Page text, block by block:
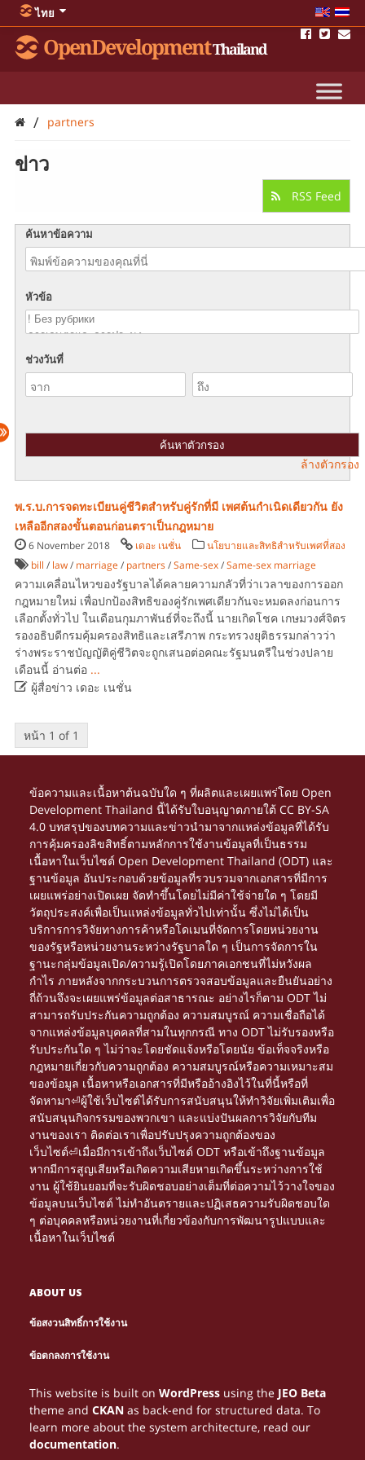
ไทย
OpenDevelopmentThailand
/ partners
ข่าว
RSS Feed
ค้นหาข้อความ
หัวข้อ
ช่วงวันที่
ล้างตัวกรอง
พ.ร.บ.การจดทะเบียนคู่ชีวิตสำหรับคู่รักที่มี เพศต้นกำเนิดเดียวกัน ยัง
เหลืออีกสองขั้นตอนก่อนตราเป็นกฎหมาย
6 November 2018 เดอะ เนชั่น
นโยบายและสิทธิสำหรับเพศที่สอง
bill / law/ marriage / partners/Same-sex/Same-sex marriage
ความเคลื่อนไหวของรัฐบาลได้คลายความกลัวที่ว่าเวลาของการออก
กฎหมายใหม่ เพื่อปกป้องสิทธิของคู่รักเพศเดียวกันจะหมดลงก่อนการ
เลือกตั้งทั่วไป ในเดือนกุมภาพันธ์ที่จะถึงนี้ นายเกิดโชค เกษมวงศ์จิตร
รองอธิบดีกรมคุ้มครองสิทธิและเสรีภาพ กระทรวงยุติธรรมกล่าวว่า
ร่างพระราชบัญญัติคู่ชีวิตจะถูกเสนอต่อคณะรัฐมนตรีในช่วงปลาย
เดือนนี้ อ่านต่อ ...
ผู้สื่อข่าว เดอะ เนชั่น
หน้า 1 of 1
ข้อความและเนื้อหาต้นฉบับใด ๆ ที่ผลิตและเผยแพร่โดย Open
Development Thailand นี้ได้รับใบอนุญาตภายใต้CC BY-SA
4.0 บทสรุปของบทความและข่าวนำมาจากแหล่งข้อมูลที่ได้รับ
การคุ้มครองลิขสิทธิ์ตามหลักการใช้งานข้อมูลที่เป็นธรรม
เนื้อหาในเว็บไซต์ Open Development Thailand (ODT) และ
ฐานข้อมูล อันประกอบด้วยข้อมูลที่รวบรวมจากเอกสารที่มีการ
เผยแพร่อย่างเปิดเผย จัดทำขึ้นโดยไม่มีค่าใช้จ่ายใด ๆ โดยมี
วัตถุประสงค์เพื่อเป็นแหล่งข้อมูลทั่วไปเท่านั้น ซึ่งไม่ได้เป็น
บริการการวิจัยทางการค้าหรือโดเมนที่จัดการโดยหน่วยงาน
ของรัฐหรือหน่วยงานระหว่างรัฐบาลใด ๆ เป็นการจัดการใน
ฐานะกลุ่มข้อมูลเปิด/ความรู้เปิดโดยภาคเอกชนที่ไม่หวังผล
กำไร ภายหลังจากกระบวนการตรวจสอบข้อมูลและยืนยันอย่าง
ถี่ถ้วนจึงจะเผยแพร่ข้อมูลต่อสาธารณะ อย่างไรก็ตาม ODT ไม่
สามารถรับประกันความถูกต้อง ความสมบูรณ์ ความเชื่อถือได้
จากแหล่งข้อมูลบุคคลที่สามในทุกกรณี ทาง ODT ไม่รับรองหรือ
รับประกันใด ๆ ไม่ว่าจะโดยชัดแจ้งหรือโดยนัย ข้อเท็จจริงหรือ
กฎหมายเกี่ยวกับความถูกต้อง ความสมบูรณ์หรือความเหมาะสม
ของข้อมูล เนื้อหาหรือเอกสารที่มีหรืออ้างอิงไว้ในที่นี้หรือที่
จัดหามา⏎ผู้ใช้เว็บไซต์ได้รับการสนับสนุนให้ทำวิจัยเพิ่มเติมเพื่อ
สนับสนุนกิจกรรมของพวกเขา และแบ่งปันผลการวิจัยกับทีม
งานของเรา ติดต่อเราเพื่อปรับปรุงความถูกต้องของ
เว็บไซต์⏎เมื่อมีการเข้าถึงเว็บไซต์ ODT หรือเข้าถึงฐานข้อมูล
หากมีการสูญเสียหรือเกิดความเสียหายเกิดขึ้นระหว่างการใช้
งาน ผู้ใช้ยินยอมที่จะรับผิดชอบอย่างเต็มที่ต่อความไว้วางใจของ
ข้อมูลบนเว็บไซต์ ไม่ทำอันตรายและปฏิเสธความรับผิดชอบใด
ๆ ต่อบุคคลหรือหน่วยงานที่เกี่ยวข้องกับการพัฒนารูปแบบและ
เนื้อหาในเว็บไซต์
ABOUT US
ข้อสงวนสิทธิ์การใช้งาน
NETTIKASINOTtarjoavat loistavia mahdollisuuksia
voi muuttua viihteestä lisätuloksi.
από τοHTTPS://NEWONLINECASINOS-GR.COM/
και να αυξήσεις τα πιθανά σου κέρδη.
grâce au
aide à maximiser les bénéfices potentiels.
ข้อตกลงการใช้งาน
BOHATSTVÍ. NAVŠTIVTE LIZAROa užijte si vzrušující
hry a bezpečné výplaty. Udělejte první krok k velkým
výhrám ještě dnes!
КАЗИНОв которых легко ориентироваться, и
олимп казино соответствует такому ожиданию.
BETGR8has it all!
high odds, exclusive promotions and a clear
platform.
mutta gambling peleistäPLINKOon erityisen
suosittu. Pelaajat pitävät sen helppoudesta ja
jännittävästä mahdollisuudesta kasvattaa tuloja
növekszik. Az online gaming egyik legnépszerűbb
formája az ONLINE CASINO , ahol a játékosok
biztonságos környezetben próbálhatják ki
becomes more rewarding with strategic play. Many
explore SWEET BONANZA to understand the best
methods for earning money while enjoying safe,
to online gaming, where convenience and winning
opportunities expand daily. Using trusted resources
likeHTTPS://BELGIQUE-CASINOS.BE/
At our online casino, you can win money from the
PLINKOS.HU
moment you join. Play thrilling games,
unlock bonus features, and hit that jackpot. It’s all
Choose from hundreds of games like roulette or
poker. Use promotions to your advantage. Manage
yourHTTPS://PARHAATUUDETNETTIKASINOT.FI/
at our online casino, grab
HTTPS://CHICKENROADPLAY.ONLINE/your no deposit
free spins, and go for the jackpot. Experience
This website is built onWordPress using the JEO Beta
theme andCKAN as back-end for structured data. To
learn more about the system architecture, read our
documentation.